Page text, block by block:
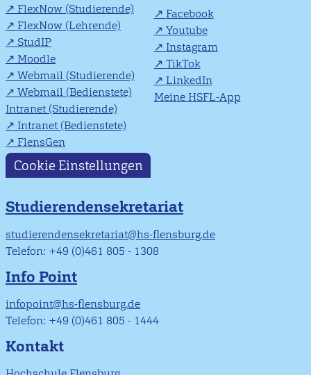
FlexNow (Studierende)
FlexNow (Lehrende)
StudIP
Moodle
Webmail (Studierende)
Webmail (Bedienstete)
Intranet (Studierende)
Intranet (Bedienstete)
FlensGen
Facebook
Youtube
Instagram
TikTok
LinkedIn
Meine HSFL-App
Cookie Einstellungen
Studierendensekretariat
studierendensekretariat@hs-flensburg.de
Telefon: +49 (0)461 805 - 1308
Info Point
infopoint@hs-flensburg.de
Telefon: +49 (0)461 805 - 1444
Kontakt